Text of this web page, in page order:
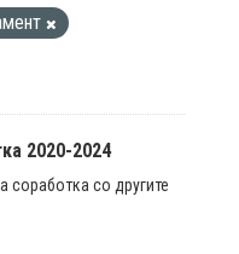
2020-2024
соработка со другите